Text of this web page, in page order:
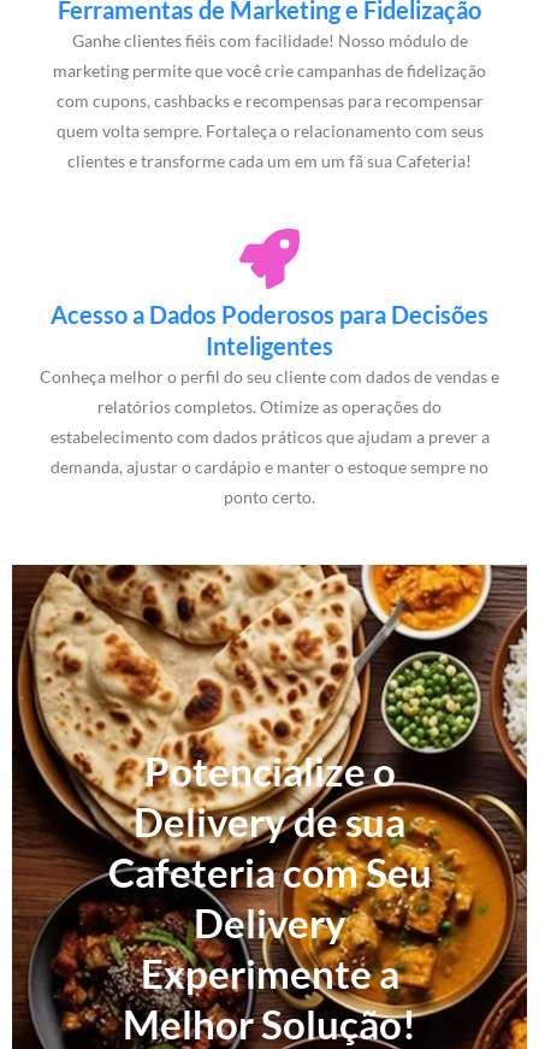
Ferramentas de Marketing e Fidelização
Ganhe clientes fiéis com facilidade! Nosso módulo de
marketing permite que você crie campanhas de fidelização
com cupons, cashbacks e recompensas para recompensar
quem volta sempre. Fortaleça o relacionamento com seus
clientes e transforme cada um em um fã sua Cafeteria!
Acesso a Dados Poderosos para Decisões
Inteligentes
Conheça melhor o perfil do seu cliente com dados de vendas e
relatórios completos. Otimize as operações do
estabelecimento com dados práticos que ajudam a prever a
demanda, ajustar o cardápio e manter o estoque sempre no
ponto certo.
Potencialize o
Delivery de sua
Cafeteria com Seu
Delivery
Experimente a
Melhor Solução!